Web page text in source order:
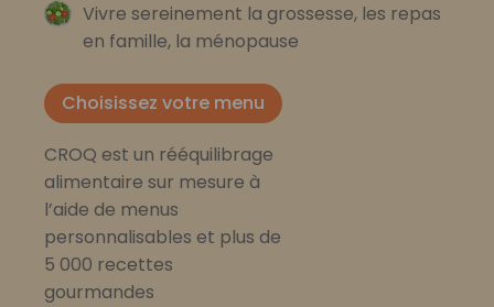
Vivre sereinement la grossesse, les repas
en famille, la ménopause
Choisissez votre menu
CROQ est un rééquilibrage
alimentaire sur mesure à
l’aide de menus
personnalisables et plus de
5 000 recettes
gourmandes